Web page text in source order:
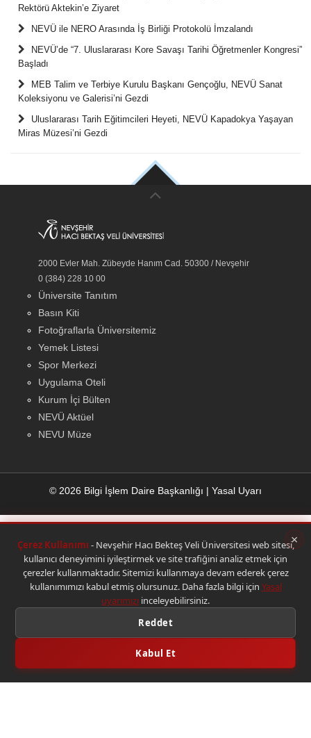
×
Çerez Kullanımı - Nevşehir Hacı Bekteş Veli Üniversitesi web sitesi,
kullanıcı deneyimini iyileştirmek ve site trafiğini analiz etmek için
çerezler kullanmaktadır. Sitemizi kullanmaya devam ederek çerez
kullanımımızı kabul etmiş olursunuz. Daha fazla bilgi için Yasal
uyarımızı inceleyebilirsiniz.
Reddet
Kabul Et
Rektörü Aktekin’e Ziyaret
NEVÜ ile NERO Arasında İş Birliği Protokolü İmzalandı
NEVÜ’de “7. Uluslararası Kore Savaşı Tarihi Öğretmenler Kongresi”
Başladı
MEB Talim ve Terbiye Kurulu Başkanı Gençoğlu, NEVÜ Sanat
Koleksiyonu ve Galerisi’ni Gezdi
Uluslararası Tarih Eğitimcileri Heyeti, NEVÜ Kapadokya Yaşayan
Miras Müzesi’ni Gezdi
2000 Evler Mah. Zübeyde Hanım Cad. 50300 / Nevşehir
0 (384) 228 10 00
Üniversite Tanıtım
Basın Kiti
Fotoğraflarla Üniversitemiz
Yemek Listesi
Spor Merkezi
Uygulama Oteli
Kurum İçi Bülten
NEVÜ Aktüel
NEVU Müze
© 2026 Bilgi İşlem Daire Başkanlığı | Yasal Uyarı